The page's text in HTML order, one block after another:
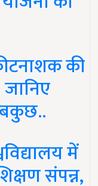
की
में
संपन्न,